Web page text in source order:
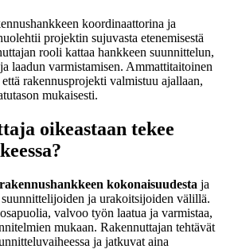
koordinaattorina ja
projektin sujuvasta etenemisestä
rooli kattaa hankkeen suunnittelun,
laadun varmistamisen. Ammattitaitoinen
rakennusprojekti valmistuu ajallaan,
mukaisesti.
oikeastaan tekee
kokonaisuudesta ja
ja urakoitsijoiden välillä.
valvoo työn laatua ja varmistaa,
mukaan. Rakennuttajan tehtävät
ja jatkuvat aina